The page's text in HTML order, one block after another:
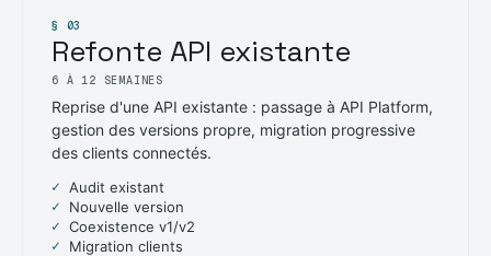
§ 03
Refonte API existante
6 À 12 SEMAINES
Reprise d'une API existante : passage à API Platform,
gestion des versions propre, migration progressive
des clients connectés.
Audit existant
Nouvelle version
Coexistence v1/v2
Migration clients